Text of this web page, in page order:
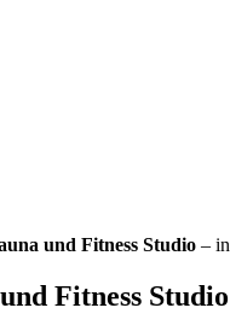
und Fitness Studio – in
Fitness Studio